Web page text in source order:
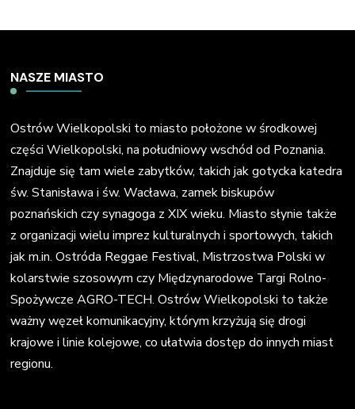
NASZE MIASTO
Ostrów Wielkopolski to miasto położone w środkowej
części Wielkopolski, na południowy wschód od Poznania.
Znajduje się tam wiele zabytków, takich jak gotycka katedra
św. Stanisława i św. Wacława, zamek biskupów
poznańskich czy synagoga z XIX wieku. Miasto słynie także
z organizacji wielu imprez kulturalnych i sportowych, takich
jak m.in. Ostróda Reggae Festival, Mistrzostwa Polski w
kolarstwie szosowym czy Międzynarodowe Targi Rolno-
Spożywcze AGRO-TECH. Ostrów Wielkopolski to także
ważny węzeł komunikacyjny, którym krzyżują się drogi
krajowe i linie kolejowe, co ułatwia dostęp do innych miast
regionu.